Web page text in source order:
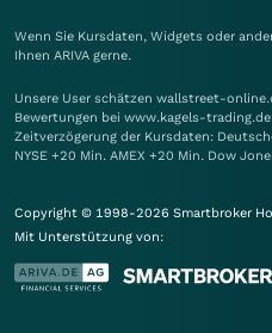
Wenn Sie Kursdaten, Widgets oder
Ihnen ARIVA gerne.
Unsere User schätzen wallstreet-
Bewertungen bei www.kagels-trading.de
Zeitverzögerung der Kursdaten:
NYSE +20 Min. AMEX +20 Min. Dow
Copyright © 1998-2026 Smartbroker
Mit Unterstützung von: